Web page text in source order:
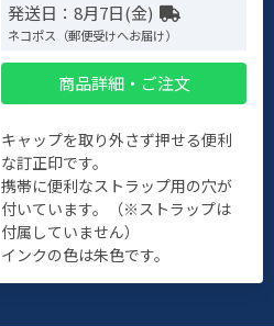
発送日：8月7日(金)
ネコポス（郵便受けへお届け）
商品詳細・ご注文
キャップを取り外さず押せる便利
な訂正印です。
携帯に便利なストラップ用の穴が
付いています。（※ストラップは
付属していません）
インクの色は朱色です。